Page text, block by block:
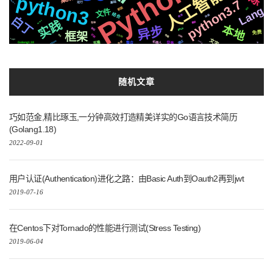
python3 python3.7
异步
实践框架 本地
白丁 Lang
文件
文字
免费
结合
整合
克隆 任务
基础
机器人 通过
新版
Golang1.18
运行
推荐
各种
Silicon
CSS3
github
动画
爬虫
协议
io
合成
https
布局
识别
Logo
Ruby3
调用
js2.0
Async
网页
随机文章
巧如范金,精比琢玉,一分钟高效打造精美详实的Go语言技术简历
(Golang1.18)
2022-09-01
用户认证(Authentication)进化之路：由Basic Auth到Oauth2再到jwt
2019-07-16
在Centos下对Tornado的性能进行测试(Stress Testing)
2019-06-04